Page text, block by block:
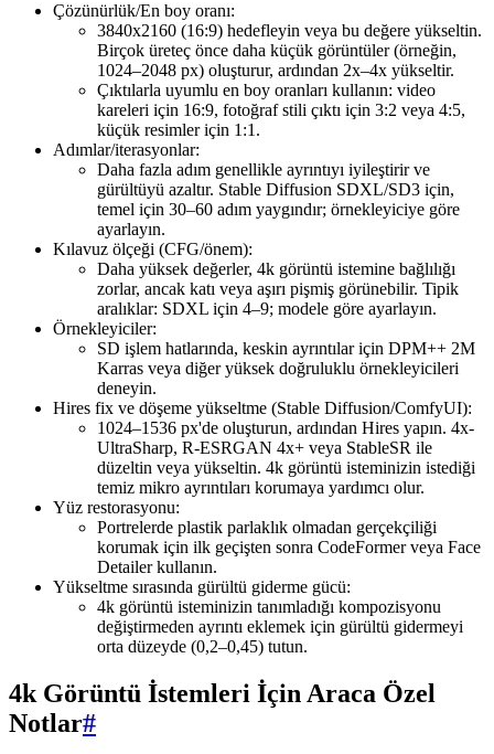
Çözünürlük/En boy oranı:
3840x2160 (16:9) hedefleyin veya bu değere yükseltin.
Birçok üreteç önce daha küçük görüntüler (örneğin,
1024–2048 px) oluşturur, ardından 2x–4x yükseltir.
Çıktılarla uyumlu en boy oranları kullanın: video
kareleri için 16:9, fotoğraf stili çıktı için 3:2 veya 4:5,
küçük resimler için 1:1.
Adımlar/iterasyonlar:
Daha fazla adım genellikle ayrıntıyı iyileştirir ve
gürültüyü azaltır. Stable Diffusion SDXL/SD3 için,
temel için 30–60 adım yaygındır; örnekleyiciye göre
ayarlayın.
Kılavuz ölçeği (CFG/önem):
Daha yüksek değerler, 4k görüntü istemine bağlılığı
zorlar, ancak katı veya aşırı pişmiş görünebilir. Tipik
aralıklar: SDXL için 4–9; modele göre ayarlayın.
Örnekleyiciler:
SD işlem hatlarında, keskin ayrıntılar için DPM++ 2M
Karras veya diğer yüksek doğruluklu örnekleyicileri
deneyin.
Hires fix ve döşeme yükseltme (Stable Diffusion/ComfyUI):
1024–1536 px'de oluşturun, ardından Hires yapın. 4x-
UltraSharp, R-ESRGAN 4x+ veya StableSR ile
düzeltin veya yükseltin. 4k görüntü isteminizin istediği
temiz mikro ayrıntıları korumaya yardımcı olur.
Yüz restorasyonu:
Portrelerde plastik parlaklık olmadan gerçekçiliği
korumak için ilk geçişten sonra CodeFormer veya Face
Detailer kullanın.
Yükseltme sırasında gürültü giderme gücü:
4k görüntü isteminizin tanımladığı kompozisyonu
değiştirmeden ayrıntı eklemek için gürültü gidermeyi
orta düzeyde (0,2–0,45) tutun.
4k Görüntü İstemleri İçin Araca Özel
Notlar#